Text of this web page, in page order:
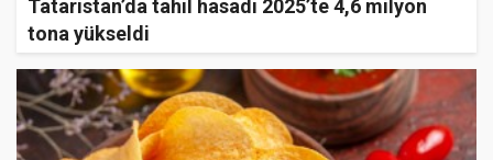
Tataristan’da tahıl hasadı 2025’te 4,6 milyon
tona yükseldi